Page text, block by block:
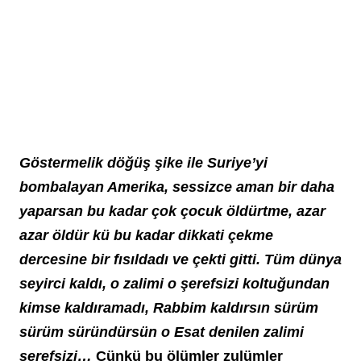
Göstermelik döğüş şike ile Suriye’yi
bombalayan Amerika, sessizce aman bir daha
yaparsan bu kadar çok çocuk öldürtme, azar
azar öldür kü bu kadar dikkati çekme
dercesine bir fısıldadı ve çekti gitti. Tüm dünya
seyirci kaldı, o zalimi o şerefsizi koltuğundan
kimse kaldıramadı, Rabbim kaldırsın sürüm
sürüm süründürsün o Esat denilen zalimi
şerefsizi… Çünkü bu ölümler zulümler